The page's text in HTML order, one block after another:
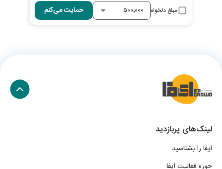
مبلغ دلخواه حمایت می‌کنم
لینک‌های پربازدید
ایفا را بشناسید
حوزه فعالیت ایفا